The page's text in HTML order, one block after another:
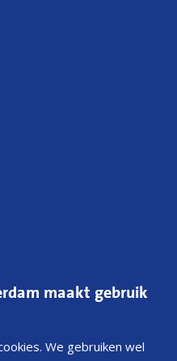
maakt gebruik
We gebruiken wel